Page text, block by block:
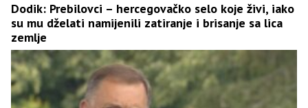
Dodik: Prebilovci – hercegovačko selo koje živi, iako
su mu dželati namijenili zatiranje i brisanje sa lica
zemlje